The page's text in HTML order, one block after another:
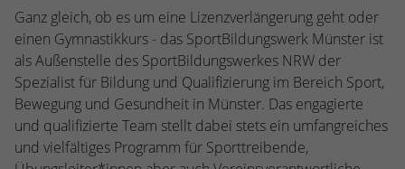
Ganz gleich, ob es um eine Lizenzverlängerung geht oder
einen Gymnastikkurs - das SportBildungswerk Münster ist
als Außenstelle des SportBildungswerkes NRW der
Spezialist für Bildung und Qualifizierung im Bereich Sport,
Bewegung und Gesundheit in Münster. Das engagierte
und qualifizierte Team stellt dabei stets ein umfangreiches
und vielfältiges Programm für Sporttreibende,
Name cookie_optin
Anbieter TYPO3
Laufzeit 1 Jahr
Zweck Enthält die gewählten Cookie-Einstellungen.
Cookie-Informationen anzeigen
Statistiken
Diese Gruppe beinhaltet alle Skripte für analytisches Tracking
zugehörige Cookies. Es hilft uns die Nutzererfahrung der
verbessern.
Name _ga
Cookie-Informationen anzeigen